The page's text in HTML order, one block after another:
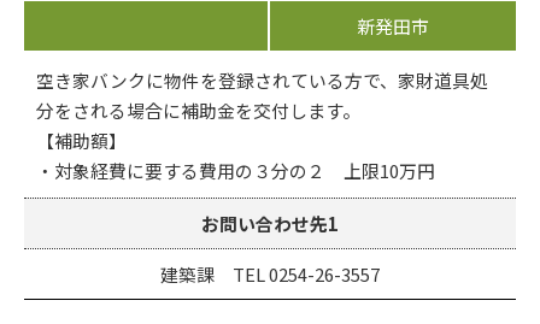
新発田市
空き家バンクに物件を登録されている方で、家財道具処
分をされる場合に補助金を交付します。
【補助額】
・対象経費に要する費用の３分の２ 上限10万円
お問い合わせ先1
建築課 TEL 0254-26-3557